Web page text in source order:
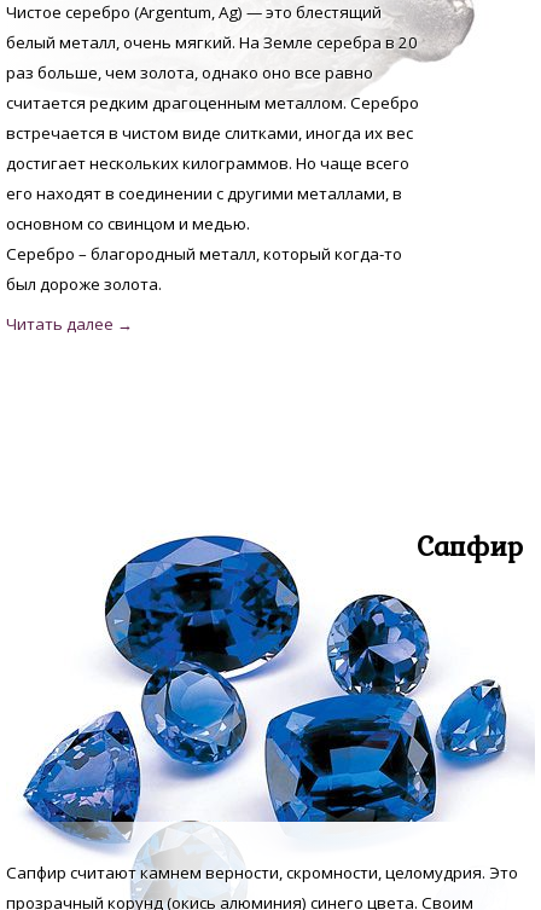
Чистое серебро (Argentum, Аg) — это блестящий
белый металл, очень мягкий. На Земле серебра в 20
раз больше, чем золота, однако оно все равно
считается редким драгоценным металлом. Серебро
встречается в чистом виде слитками, иногда их вес
достигает нескольких килограммов. Но чаще всего
его находят в соединении с другими металлами, в
основном со свинцом и медью.
Серебро – благородный металл, который когда-то
был дороже золота.
Сапфир
Сапфир считают камнем верности, скромности, целомудрия. Это
прозрачный корунд (окись алюминия) синего цвета. Своим